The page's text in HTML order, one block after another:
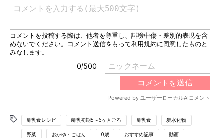
離乳食レシピ 離乳初期5～6ヶ月ごろ 離乳食 炭水化物
野菜 おかゆ・ごはん 0歳 おすすめ記事 動画